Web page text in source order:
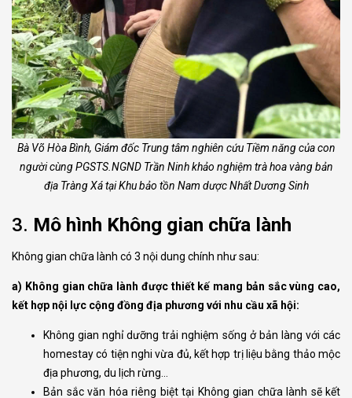
Bà Võ Hòa Bình, Giám đốc Trung tâm nghiên cứu Tiềm năng của con
người cùng PGSTS.NGND Trần Ninh khảo nghiệm trà hoa vàng bản
địa Tràng Xá tại Khu bảo tồn Nam dược Nhất Dương Sinh
3. Mô hình Không gian chữa lành
Không gian chữa lành có 3 nội dung chính như sau:
a) Không gian chữa lành đượcthiết kế mang bản sắc vùng cao,
kết hợp nội lực cộng đồng địa phương với nhu cầu xã hội:
Không gian nghỉ dưỡng trải nghiệm sống ở bản làng với các
homestay có tiện nghi vừa đủ, kết hợp trị liệu bằng thảo mộc
địa phương, du lịch rừng…
Bản sắc văn hóa riêng biệt tại Không gian chữa lành sẽ kết